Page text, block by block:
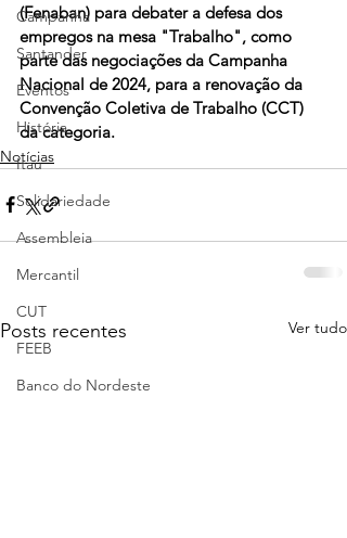
Campanha
Santander
Eventos
História
Itaú
Solidariedade
Assembleia
Mercantil
CUT
FEEB
Banco do Nordeste
(Fenaban) para debater a defesa dos
empregos na mesa "Trabalho", como
parte das negociações da Campanha
Nacional de 2024, para a renovação da
Convenção Coletiva de Trabalho (CCT)
da categoria.
Notícias
Posts recentes Ver tudo